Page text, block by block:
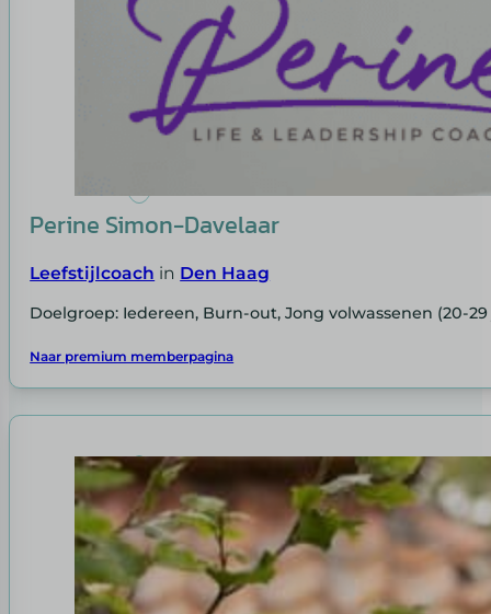
Perine Simon-Davelaar
Leefstijlcoach in Den Haag
Doelgroep: Iedereen, Burn-out, Jong volwassenen (20-
Naar premium memberpagina